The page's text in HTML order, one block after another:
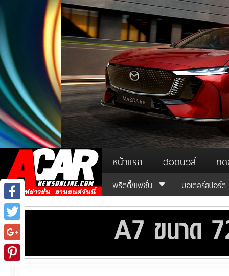
หน้าแรก ฮอตนิวส์ ท
พริตตี้/แฟชั่น มอเตอร์สปอร์ต
Facebook
Twitter
Google+